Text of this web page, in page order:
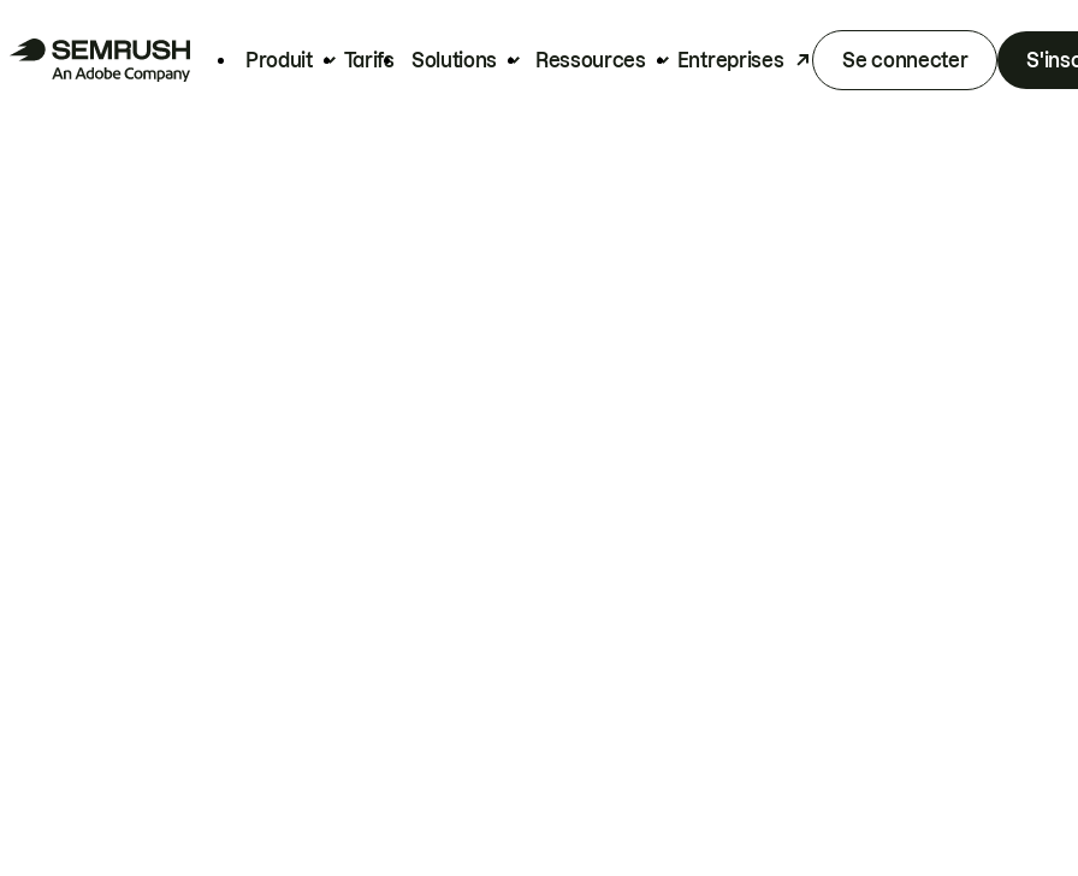
Produit Tarifs Solutions Ressources Entreprises Se connecter